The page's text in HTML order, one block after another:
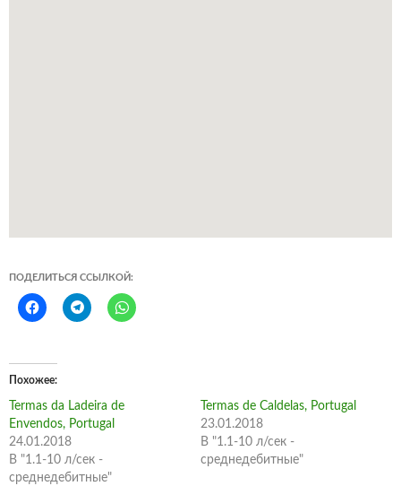
ПОДЕЛИТЬСЯ ССЫЛКОЙ:
Похожее
Termas da Ladeira de
Envendos, Portugal
24.01.2018
В "1.1-10 л/сек -
среднедебитные"
Termas de Caldelas, Portugal
23.01.2018
В "1.1-10 л/сек -
среднедебитные"